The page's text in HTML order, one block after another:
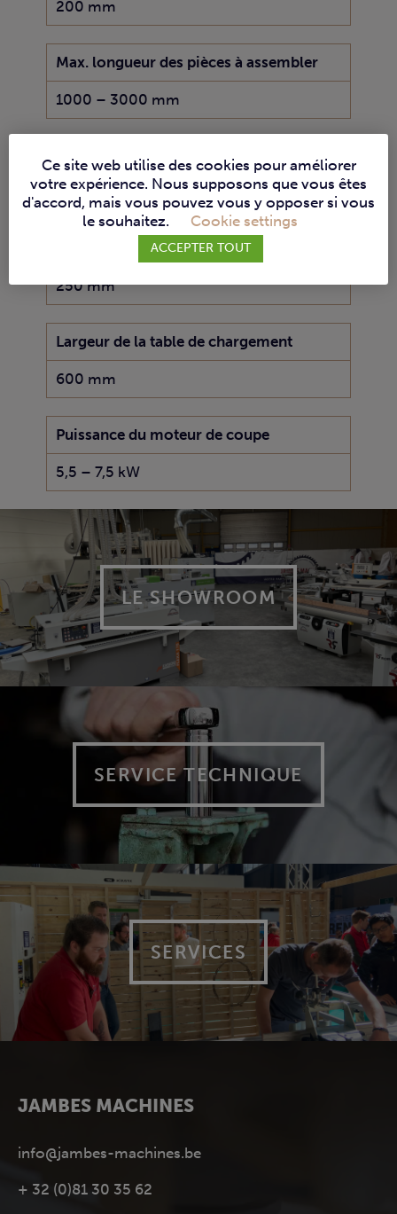
200 mm
Max. longueur des pièces à assembler
1000 – 3000 mm
Diamètre de broyage
300 – 350 mm
Diamètre de l'outil de fraisage
250 mm
Largeur de la table de chargement
600 mm
Puissance du moteur de coupe
5,5 – 7,5 kW
LE SHOWROOM
SERVICE TECHNIQUE
SERVICES
JAMBES MACHINES
info@jambes-machines.be
+ 32 (0)81 30 35 62
Ce site web utilise des cookies pour améliorer
votre expérience. Nous supposons que vous êtes
d'accord, mais vous pouvez vous y opposer si vous
le souhaitez.
Cookie settings
ACCEPTER TOUT